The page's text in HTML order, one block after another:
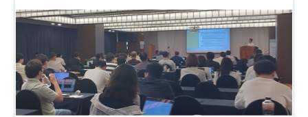
기술을 적용하는 계기가 되길 바란다"라고 밝혔다.이번
행사는 정보통신기획평가원의 '사람중심 인공지능
핵심원천기술개발사업(과제명: 사용자 맞춤형 플러그앤플레이
방식의 설명가능성 제공 기술 개발)' 지원으로 개최되었다. 이번
워크숍에 대한 자세한 정보는 우리 대학 설명가능 인공지능센터
홈페이지에서 확인할 수 있다.(https://xai.kaist.ac.kr/xai-
workshop/2024/)​
동작 원리를 정확하게 이해하기 어렵고, 이는 통상적으로
블랙박스에 비유되곤 한다. AI가 어떤 기준으로 결정을 내는지 알
수 없다면, AI에 결함이나 오작동이 발생했을 때 이를 해결하기
어렵고, 이로 인해 AI가 적용되는 다양한 산업 분야에서 문제가
발생할 수 있다. 이에 대한 해답으로 제시된 것이 바로 설명
가능한 인공지능 (XAI)이다. XAI는 AI가 어떠한 결정을 내렸을 때,
그 근거가 무엇인지를 사람이 이해할 수 있도록 만드는 기술이다.
<그림1> 생성형 AI 등 점점 더 복잡해지는 AI 기술의 등장으로